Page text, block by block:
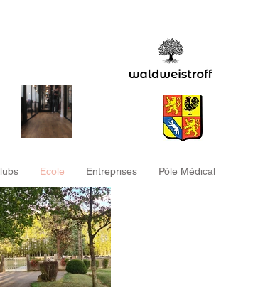
Ecole Entreprises Pôle Médical